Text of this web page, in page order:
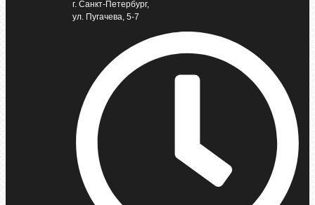
г. Санкт-Петербург,
ул. Пугачева, 5-7